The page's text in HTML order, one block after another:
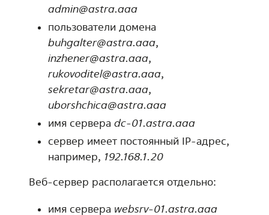
admin@astra.aaa
пользователи домена
buhgalter@astra.aaa,
inzhener@astra.aaa,
rukovoditel@astra.aaa,
sekretar@astra.aaa,
uborshchica@astra.aaa
имя сервера dc-01.astra.aaa
сервер имеет постоянный IP-адрес,
например, 192.168.1.20
Веб-сервер располагается отдельно:
имя сервера websrv-01.astra.aaa